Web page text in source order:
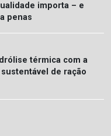
importa – e
penas
térmica com a
de ração